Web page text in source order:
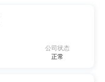
公司状态
正常